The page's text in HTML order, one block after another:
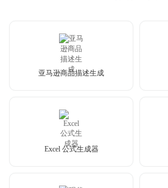
亚马逊商品描述生成
Excel 公式生成器